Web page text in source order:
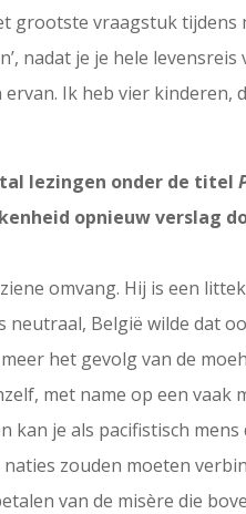
vraagstuk tijdens
nadat je je hele
Ik heb vier kinderen,
lezingen onder de titel
opnieuw verslag
omvang. Hij is een
neutraal, België wilde dat
het gevolg van de
met name op een vaak
je als pacifistisch
zouden moeten
van de misère die